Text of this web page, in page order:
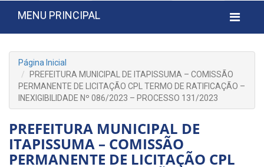
MENU PRINCIPAL
Página Inicial
PREFEITURA MUNICIPAL DE ITAPISSUMA – COMISSÃO
PERMANENTE DE LICITAÇÃO CPL TERMO DE RATIFICAÇÃO –
INEXIGIBILIDADE Nº 086/2023 – PROCESSO 131/2023
PREFEITURA MUNICIPAL DE
ITAPISSUMA – COMISSÃO
PERMANENTE DE LICITAÇÃO CPL